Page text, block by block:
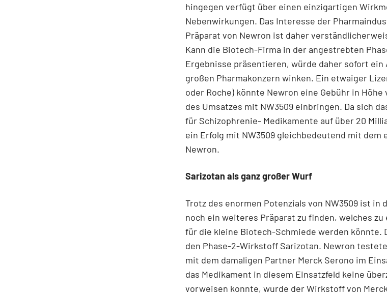
hingegen verfügt über einen einzigartigen
Nebenwirkungen. Das Interesse der
Präparat von Newron ist daher
Kann die Biotech-Firma in der angestrebten
Ergebnisse präsentieren, würde daher sofort ein
großen Pharmakonzern winken. Ein etwaiger
oder Roche) könnte Newron eine Gebühr in
des Umsatzes mit NW3509 einbringen. Da sich
für Schizophrenie- Medikamente auf über 20
ein Erfolg mit NW3509 gleichbedeutend mit dem
Newron.
Sarizotan als ganz großer Wurf
Trotz des enormen Potenzials von NW3509 ist in
noch ein weiteres Präparat zu finden, welches
für die kleine Biotech-Schmiede werden könnte.
den Phase-2-Wirkstoff Sarizotan. Newron
mit dem damaligen Partner Merck Serono im
das Medikament in diesem Einsatzfeld keine
vorweisen konnte, wurde der Wirkstoff von